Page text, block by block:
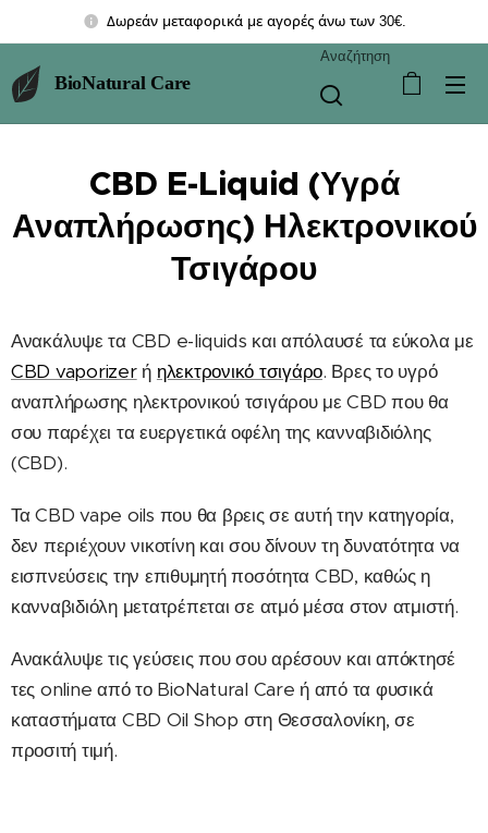
Δωρεάν μεταφορικά με αγορές άνω των 30€.
BioNatural Care
Αναζήτηση
CBD E-Liquid (Υγρά
Αναπλήρωσης) Ηλεκτρονικού
Τσιγάρου
Ανακάλυψε τα CBD e-liquids και απόλαυσέ τα εύκολα με
CBD vaporizerή ηλεκτρονικό τσιγάρο. Βρες το υγρό
αναπλήρωσης ηλεκτρονικού τσιγάρου με CBD που θα
σου παρέχει τα ευεργετικά οφέλη της κανναβιδιόλης
(CBD).
Τα CBD vape oils που θα βρεις σε αυτή την κατηγορία,
δεν περιέχουν νικοτίνη και σου δίνουν τη δυνατότητα να
εισπνεύσεις την επιθυμητή ποσότητα CBD, καθώς η
κανναβιδιόλη μετατρέπεται σε ατμό μέσα στον ατμιστή.
Ανακάλυψε τις γεύσεις που σου αρέσουν και απόκτησέ
τες online από το BioNatural Care ή από τα φυσικά
καταστήματα CBD Oil Shop στη Θεσσαλονίκη, σε
προσιτή τιμή.